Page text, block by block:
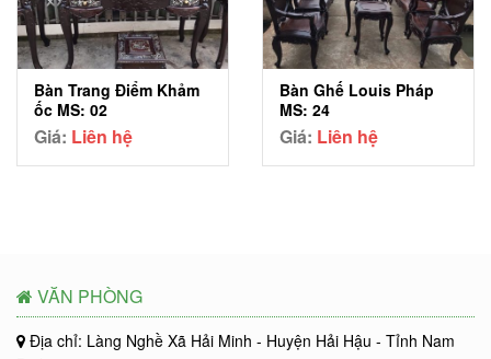
Bàn Trang Điểm Khảm
ốc MS: 02
Giá: Liên hệ
Bàn Ghế Louis Pháp
MS: 24
Giá: Liên hệ
VĂN PHÒNG
Địa chỉ: Làng Nghề Xã Hải Minh - Huyện Hải Hậu - Tỉnh Nam